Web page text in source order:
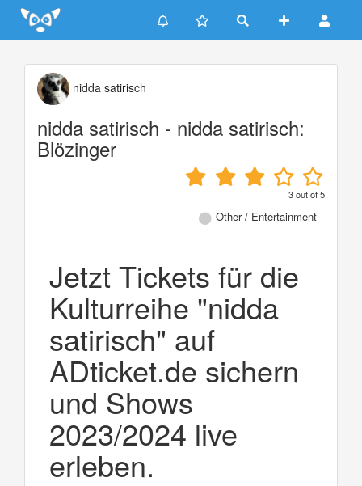
Update cookies preferences
nidda satirisch
nidda satirisch - nidda satirisch:
Blözinger
3out of5
Other / Entertainment
Jetzt Tickets für die
Kulturreihe "nidda
satirisch" auf
ADticket.de sichern
und Shows
2023/2024 live
erleben.